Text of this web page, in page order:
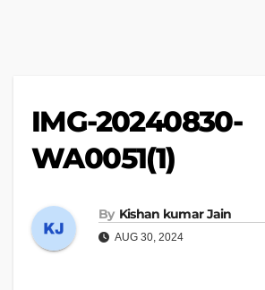
IMG-20240830-
WA0051(1)
By Kishan kumar Jain
AUG 30, 2024